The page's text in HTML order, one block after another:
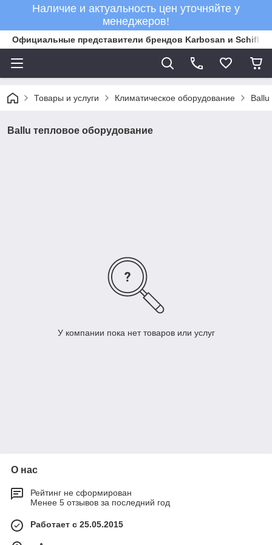
Наличие и актуальность цен уточняйте у
менеджеров!
Официальные представители брендов Karbosan и Schifler
Товары и услуги Климатическое оборудование Ballu
Ballu тепловое оборудование
У компании пока нет товаров или услуг
О нас
Рейтинг не сформирован
Менее 5 отзывов за последний год
Работает с 25.05.2015